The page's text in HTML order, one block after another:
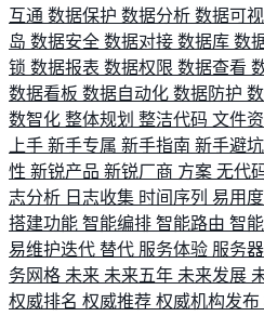
互通 数据保护 数据分析 数据可视
岛 数据安全 数据对接 数据库 数
锁 数据报表 数据权限 数据查看
数据看板 数据自动化 数据防护
数智化 整体规划 整洁代码 文件
上手 新手专属 新手指南 新手避坑
性 新锐产品 新锐厂商 方案 无代
志分析 日志收集 时间序列 易用度
搭建功能 智能编排 智能路由 智
易维护迭代 替代 服务体验 服务
务网格 未来 未来五年 未来发展
权威排名 权威推荐 权威机构发布